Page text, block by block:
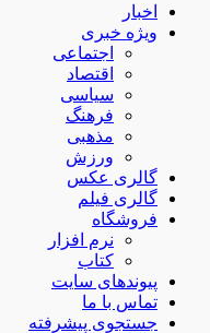
اخبار
ویژه خبری
اجتماعی
اقتصاد
سیاسی
فرهنگ
مذهبی
ورزش
گالری عکس
گالری فیلم
فروشگاه
نرم افزار
کتاب
پیوندهای سایت
تماس با ما
جستجوی پیشرفته